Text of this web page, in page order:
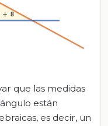
que las medidas
están
es decir, un